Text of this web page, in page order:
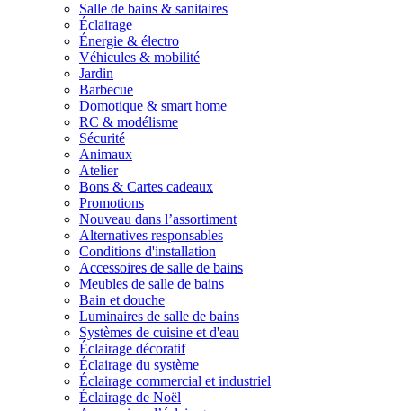
Salle de bains & sanitaires
Éclairage
Énergie & électro
Véhicules & mobilité
Jardin
Barbecue
Domotique & smart home
RC & modélisme
Sécurité
Animaux
Atelier
Bons & Cartes cadeaux
Promotions
Nouveau dans l’assortiment
Alternatives responsables
Conditions d'installation
Accessoires de salle de bains
Meubles de salle de bains
Bain et douche
Luminaires de salle de bains
Systèmes de cuisine et d'eau
Éclairage décoratif
Éclairage du système
Éclairage commercial et industriel
Éclairage de Noël